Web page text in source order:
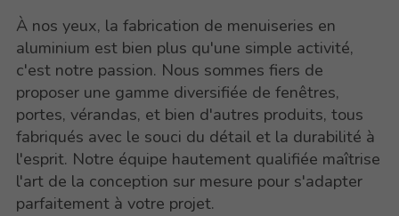
À nos yeux, la fabrication de menuiseries en
aluminium est bien plus qu'une simple activité,
c'est notre passion. Nous sommes fiers de
proposer une gamme diversifiée de fenêtres,
portes, vérandas, et bien d'autres produits, tous
fabriqués avec le souci du détail et la durabilité à
l'esprit. Notre équipe hautement qualifiée maîtrise
l'art de la conception sur mesure pour s'adapter
parfaitement à votre projet.